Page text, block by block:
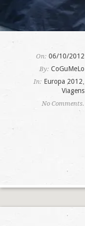
On: 06/10/2012
By: CoGuMeLo
In: Europa 2012
Viagens
No Comments.